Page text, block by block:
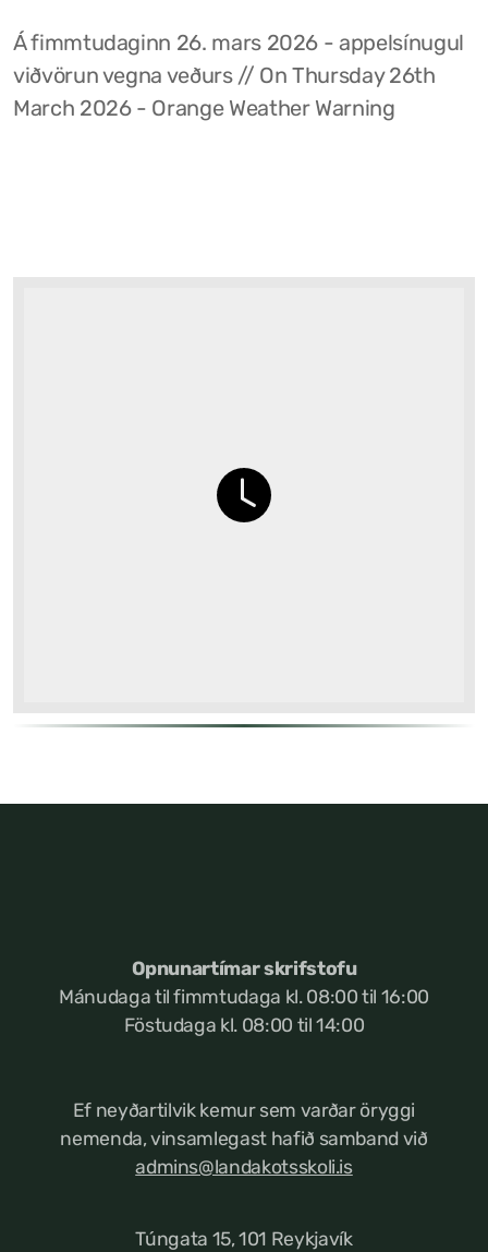
Á fimmtudaginn 26. mars 2026 - appelsínugul
viðvörun vegna veðurs // On Thursday 26th
March 2026 - Orange Weather Warning
Opnunartímar skrifstofu
Mánudaga til fimmtudaga kl. 08:00 til 16:00
Föstudaga kl. 08:00 til 14:00
Ef neyðartilvik kemur sem varðar öryggi
nemenda, vinsamlegast hafið samband við
admins@landakotsskoli.is
Túngata 15, 101 Reykjavík